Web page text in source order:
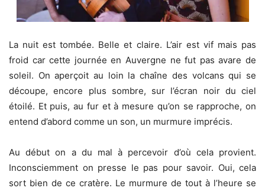
La nuit est tombée. Belle et claire. L’air est vif mais pas
froid car cette journée en Auvergne ne fut pas avare de
soleil. On aperçoit au loin la chaîne des volcans qui se
découpe, encore plus sombre, sur l’écran noir du ciel
étoilé. Et puis, au fur et à mesure qu’on se rapproche, on
entend d’abord comme un son, un murmure imprécis.
Au début on a du mal à percevoir d’où cela provient.
Inconsciemment on presse le pas pour savoir. Oui, cela
sort bien de ce cratère. Le murmure de tout à l’heure se